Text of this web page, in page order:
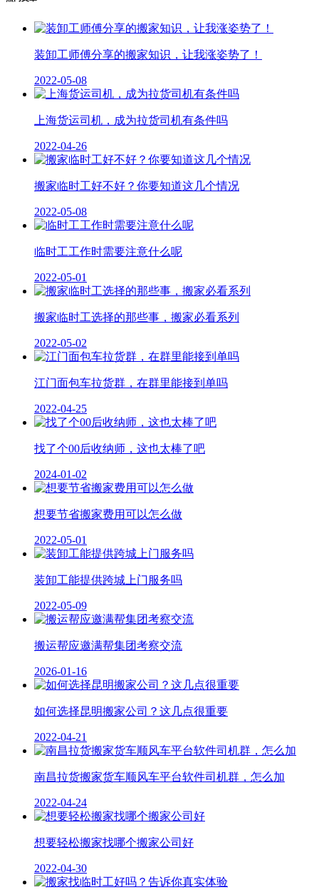
装卸工师傅分享的搬家知识，让我涨姿势了！
2022-05-08
上海货运司机，成为拉货司机有条件吗
2022-04-26
搬家临时工好不好？你要知道这几个情况
2022-05-08
临时工工作时需要注意什么呢
2022-05-01
搬家临时工选择的那些事，搬家必看系列
2022-05-02
江门面包车拉货群，在群里能接到单吗
2022-04-25
找了个00后收纳师，这也太棒了吧
2024-01-02
想要节省搬家费用可以怎么做
2022-05-01
装卸工能提供跨城上门服务吗
2022-05-09
搬运帮应邀满帮集团考察交流
2026-01-16
如何选择昆明搬家公司？这几点很重要
2022-04-21
南昌拉货搬家货车顺风车平台软件司机群，怎么加
2022-04-24
想要轻松搬家找哪个搬家公司好
2022-04-30